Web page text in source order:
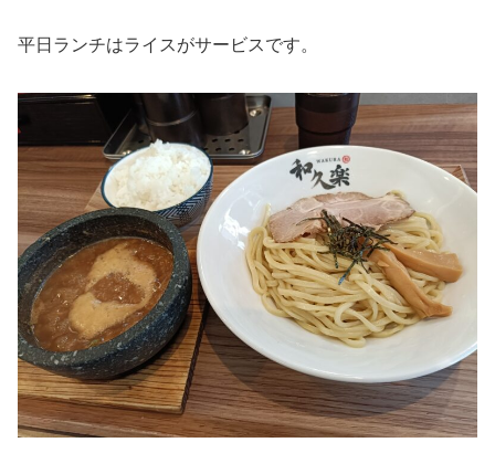
平日ランチはライスがサービスです。